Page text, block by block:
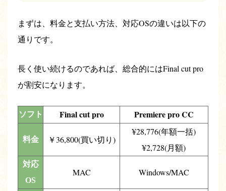
まずは、料金と支払い方法、対応OSの違いは以下の
通りです。
長く使い続けるのであれば、総合的にはFinal cut pro
が割安になります。
ソフト Final cut pro Premiere pro CC
料金 ￥36,800(買い切り)
¥28,776(年額一括)
¥2,728(月額)
対応
OS
MAC Windows/MAC